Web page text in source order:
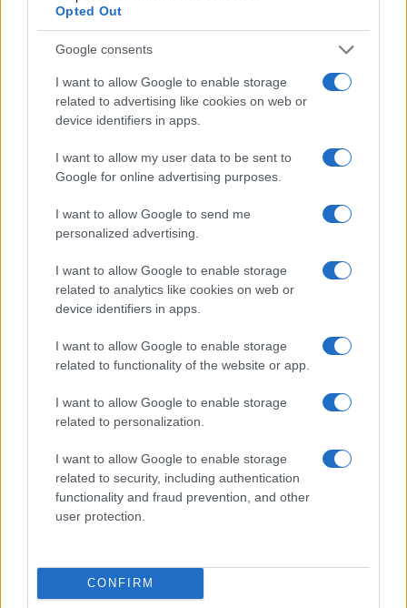
Opted Out
Google consents
I want to allow Google to enable storage
related to advertising like cookies on web or
device identifiers in apps.
I want to allow my user data to be sent to
Google for online advertising purposes.
I want to allow Google to send me
personalized advertising.
I want to allow Google to enable storage
related to analytics like cookies on web or
device identifiers in apps.
I want to allow Google to enable storage
related to functionality of the website or app.
I want to allow Google to enable storage
related to personalization.
I want to allow Google to enable storage
related to security, including authentication
functionality and fraud prevention, and other
user protection.
CONFIRM
Investimenti immobiliari a Valencia: opportunità e vantaggi
con Globexs Group
europeo
Francesca Spadaro · 6 Ago 2026
Nome